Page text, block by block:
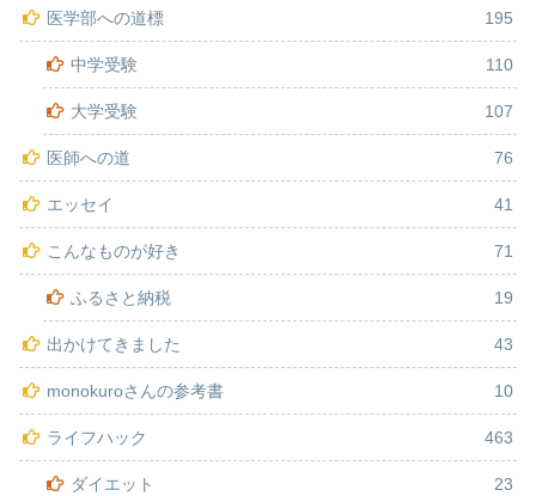
医学部への道標 195
中学受験 110
大学受験 107
医師への道 76
エッセイ 41
こんなものが好き 71
ふるさと納税 19
出かけてきました 43
monokuroさんの参考書 10
ライフハック 463
ダイエット 23